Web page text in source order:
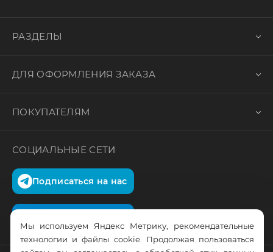
РАЗДЕЛЫ
ДЛЯ ОФОРМЛЕНИЯ ЗАКАЗА
ПОКУПАТЕЛЯМ
СОЦИАЛЬНЫЕ СЕТИ
Подписаться на нас
Мы используем Яндекс Метрику, рекомендательные
технологии и файлы cookie. Продолжая пользоваться